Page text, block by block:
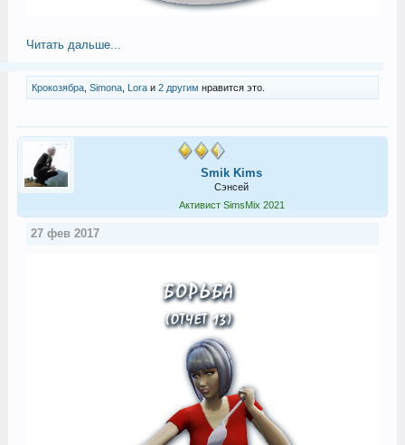
Читать дальше...
Крокозябра, Simona, Loraи 2 другим нравится это.
Smik Kims
Сэнсей
Активист SimsMix 2021
27 фев 2017